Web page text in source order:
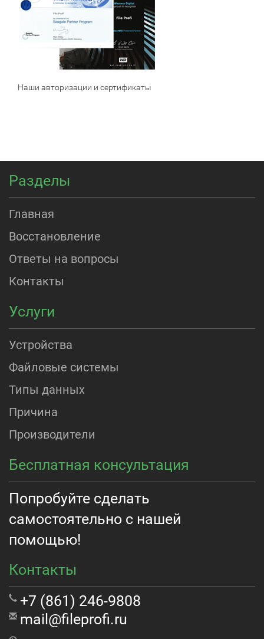
Наши авторизации и сертификаты
Разделы
Главная
Восстановление
Ответы на вопросы
Контакты
Услуги
Устройства
Файловые системы
Типы данных
Причина
Производители
Бесплатная консультация
Попробуйте сделать
самостоятельно с нашей
помощью!
Контакты
+7 (861) 246-9808
mail@fileprofi.ru